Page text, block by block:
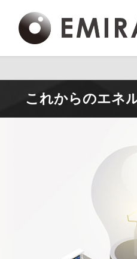
これからのエネ